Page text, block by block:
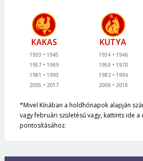
KAKAS
1933
1945
1957
1969
1981
1993
2005
2017
KUTYA
1934
1946
1958
1970
1982
1994
2006
2018
*Mivel Kínában a holdhónapok alapján
vagy februári születésű vagy, kattints ide a
pontosításához.